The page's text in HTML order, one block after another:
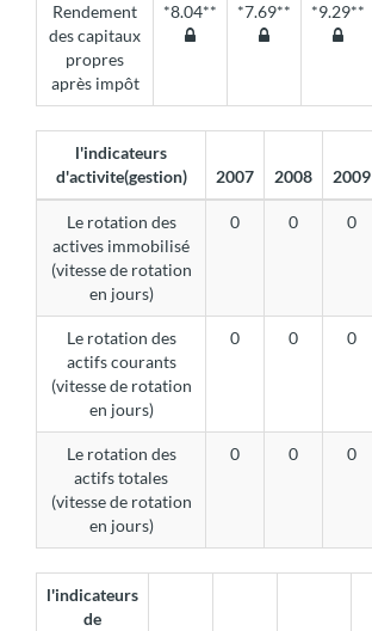
Rendement
des capitaux
propres
après impôt
*8.04** *7.69** *9.29**
l'indicateurs
d'activite(gestion)
2007 2008 2009
Le rotation des
actives immobilisé
(vitesse de rotation
en jours)
0 0 0
Le rotation des
actifs courants
(vitesse de rotation
en jours)
0 0 0
Le rotation des
actifs totales
(vitesse de rotation
en jours)
0 0 0
l'indicateurs
de